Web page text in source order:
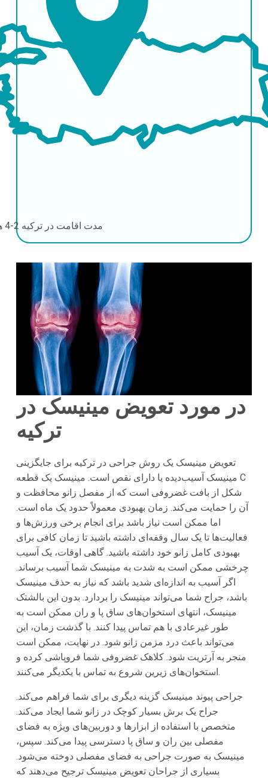
مدت اقامت در ترکیه 2-4 هفته
در مورد تعویض مینیسک در
ترکیه
تعویض مینیسک یک روش جراحی در ترکیه برای جایگزینی
مینیسک آسیب‌دیده یا دارای نقص است. مینیسک یک قطعه C
شکل از بافت غضروفی است که از مفصل زانو محافظت و
آن را حمایت می‌کند. زمان بهبودی معمولاً حدود یک ماه است.
اما ممکن است نیاز باشد برای انجام برخی ورزش‌ها و
فعالیت‌ها تا یک سال وقفه‌ای داشته باشید تا زمان کافی برای
بهبودی کامل زانو خود داشته باشید. گاهی اوقات، یک آسیب
چرخشی ممکن است به شدت به مینیسک شما آسیب برساند.
اگر آسیب به اندازه‌ای شدید باشد که نیاز به حذف مینیسک
باشد، جراح شما می‌تواند مینیسک را بردارد. بدون این بالشتک
مینیسک، انتهای استخوان‌های ساق پا و ران ممکن است به
طور غیرعادی با هم تماس پیدا کنند. با گذشت زمان، این
می‌تواند باعث درد مزمن زانو شود. در نهایت، ممکن است
منجر به آرتریت شود. کلاهک غضروفی شما فروپاشی کرده و
استخوان‌های زیرین شروع به تماس با یکدیگر می‌کنند.
جراحی پیوند مینیسک گزینه دیگری برای شما فراهم می‌کند.
جراح یک برش بسیار کوچک در زانو شما ایجاد می‌کند.
متخصص با استفاده از ابزارها و دوربین‌های ویژه به فضای
مفصلی بین ران و ساق پا دسترسی پیدا می‌کند. سپس،
مینیسک به صورت جراحی به فضای مفصلی دوخته می‌شود.
بسیاری از جراحان تعویض مینیسک ترجیح می‌دهند که